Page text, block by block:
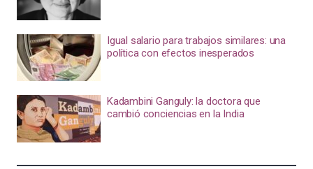
Igual salario para trabajos similares: una
política con efectos inesperados
Kadambini Ganguly: la doctora que
cambió conciencias en la India